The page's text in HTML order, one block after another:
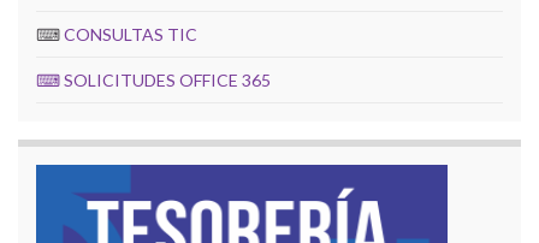
⌨CONSULTAS TIC
⌨SOLICITUDES OFFICE 365